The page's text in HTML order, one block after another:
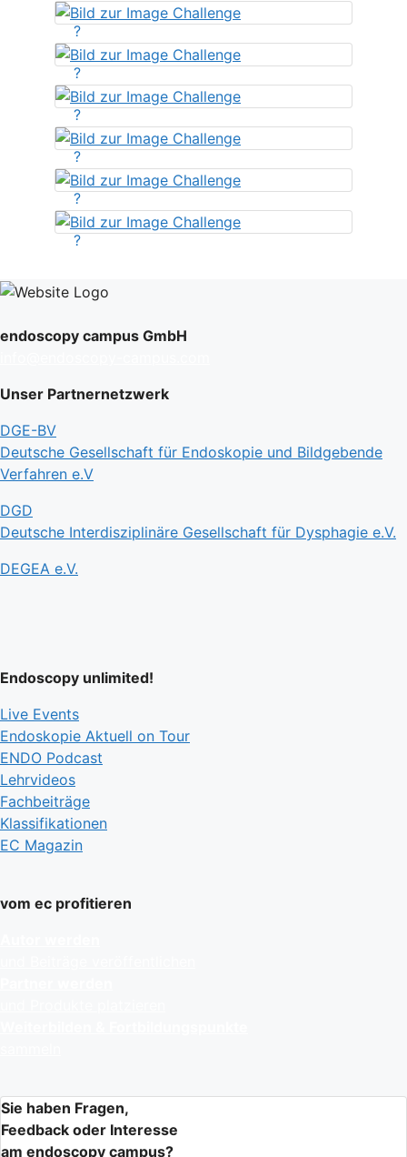
?
?
?
?
?
?
endoscopy campus GmbH
Unser Partnernetzwerk
DGE-BV
Deutsche Gesellschaft für Endoskopie und Bildgebende
Verfahren e.V
DGD
Deutsche Interdisziplinäre Gesellschaft für Dysphagie e.V.
DEGEA e.V.
Endoscopy unlimited!
Live Events
Endoskopie Aktuell on Tour
ENDO Podcast
Lehrvideos
Fachbeiträge
Klassifikationen
EC Magazin
vom ec profitieren
Sie haben Fragen,
Feedback oder Interesse
am endoscopy campus?